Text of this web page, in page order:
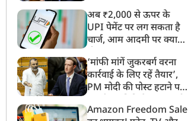
अब ₹2,000 से ऊपर के
UPI पेमेंट पर लग सकता है
चार्ज, आम आदमी पर क्या
‘मांफी मांगें जुकरबर्ग वरना
कार्रवाई के लिए रहें तैयार’,
PM मोदी की पोस्ट हटाने पर
लगाई फटकार
Amazon Freedom Sale